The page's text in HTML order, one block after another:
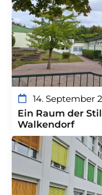
14. September
Ein Raum der
Walkendorf